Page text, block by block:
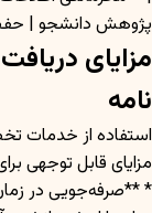
پژوهش دانشجو |
مزایای
نامه
استفاده از خدمات
مزایای قابل توجهی
* **صرفه‌جویی در